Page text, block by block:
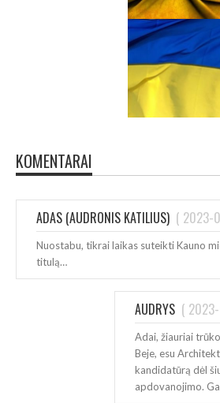
KOMENTARAI
ADAS (AUDRONIS KATILIUS) ( 2023-
Nuostabu, tikrai laikas suteikti Kauno
titulą…
AUDRYS (
Adai, žiauriai
Beje, esu
kandidatūrą dėl
apdovanojimo.